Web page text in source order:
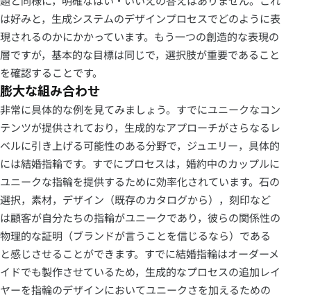
は好みと，生成システムのデザインプロセスでどのように表
現されるのかにかかっています。もう一つの創造的な表現の
層ですが，基本的な目標は同じで，選択肢が重要であること
を確認することです。
膨大な組み合わせ
非常に具体的な例を見てみましょう。すでにユニークなコン
テンツが提供されており，生成的なアプローチがさらなるレ
ベルに引き上げる可能性のある分野で，ジュエリー，具体的
には結婚指輪です。すでにプロセスは，婚約中のカップルに
ユニークな指輪を提供するために効率化されています。石の
選択，素材，デザイン（既存のカタログから），刻印など
は顧客が自分たちの指輪がユニークであり，彼らの関係性の
物理的な証明（ブランドが言うことを信じるなら）である
と感じさせることができます。すでに結婚指輪はオーダーメ
イドでも製作させているため，生成的なプロセスの追加レイ
ヤーを指輪のデザインにおいてユニークさを加えるための